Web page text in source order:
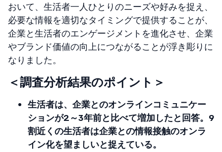
おいて、生活者一人ひとりのニーズや好みを捉え、
必要な情報を適切なタイミングで提供することが、
企業と生活者のエンゲージメントを進化させ、企業
やブランド価値の向上につながることが浮き彫りに
なりました。
＜調査分析結果のポイント＞
生活者は、企業とのオンラインコミュニケー
ションが2～3年前と比べて増加したと回答。9
割近くの生活者は企業との情報接触のオンラ
イン化を望ましいと捉えている。